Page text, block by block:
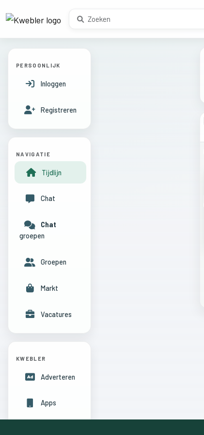
PERSOONLIJK
Inloggen
Registreren
NAVIGATIE
Tijdlijn
Chat
Chat
groepen
Groepen
Markt
Vacatures
KWEBLER
Adverteren
Apps